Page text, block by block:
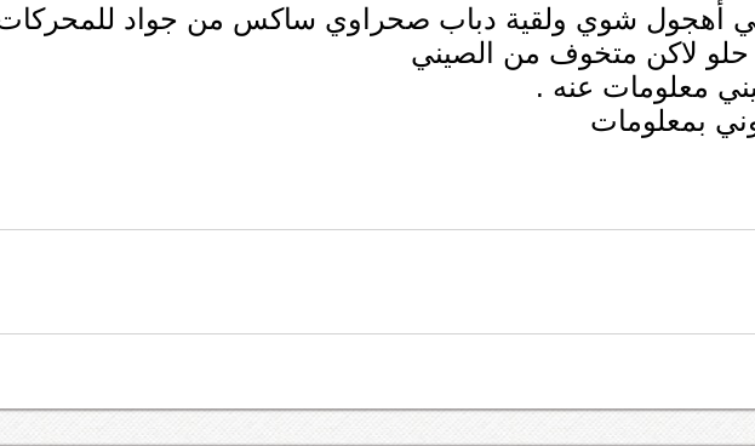
أهجول شوي ولقية دباب صحراوي ساكس من جواد
حلو لاكن متخوف من الصيني
معلومات عنه .
بمعلومات